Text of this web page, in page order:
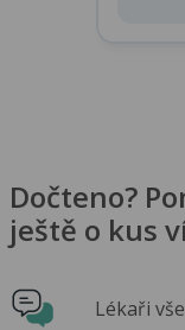
Dočteno?
ještě o kus
Lékaři